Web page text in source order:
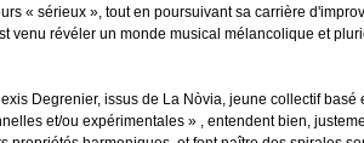
« sérieux », tout en poursuivant sa carrière
venu révéler un monde musical mélancolique et
Degrenier, issus de La Nòvia, jeune collectif
et/ou expérimentales » , entendent bien,